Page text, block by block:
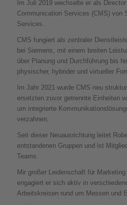
Im Juli 2019 wechselte er als
Communication Services (CMS) von
Services.
CMS fungiert als zentraler
bei Siemens, mit einem breiten
über Planung und Durchführung bis
physischer, hybrider und virtueller
Im Jahr 2021 wurde CMS neu
ersetzten zuvor getrennte Einheiten
um integrierte
verzahnen.
Seit dieser Neuausrichtung leitet
entstandenen Gruppen und ist
Teams.
Mir großer Leidenschaft für
engagiert er sich aktiv in
Arbeitskreisen rund um Messen und